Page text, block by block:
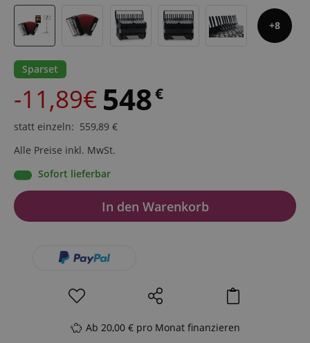
8
Sparset
-11,89€ 548€
statt einzeln: 559,89 €
Alle Preise inkl. MwSt.
Sofort lieferbar
In den Warenkorb
Ab 20,00 € pro Monat finanzieren